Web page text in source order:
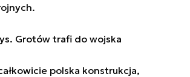
Grotów trafi do wojska
polska konstrukcja,